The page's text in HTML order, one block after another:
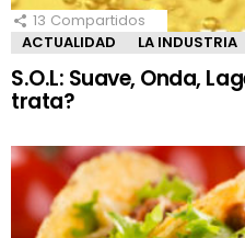
13 Compartidos
ACTUALIDAD
LA INDUSTRIA
S.O.L: Suave, Onda,
trata?